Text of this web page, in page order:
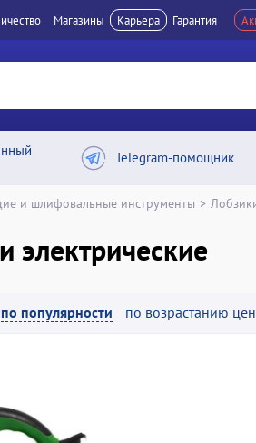
Магазины Карьера Гарантия
Telegram-помощник
и шлифовальные инструменты >
электрические
по популярности по возрастанию